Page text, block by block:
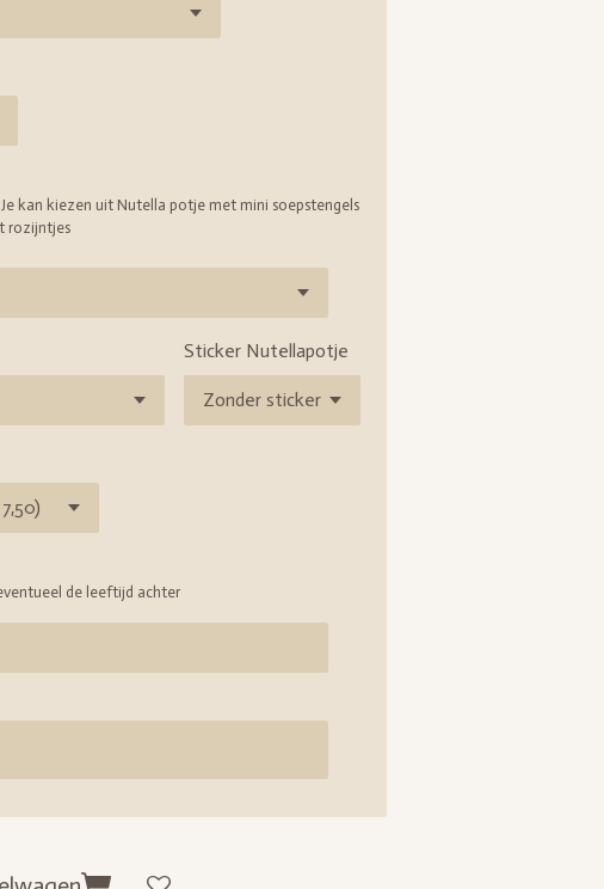
kan kiezen uit Nutella potje met mini soepstengels
rozijntjes
Sticker Nutellapotje
de leeftijd achter